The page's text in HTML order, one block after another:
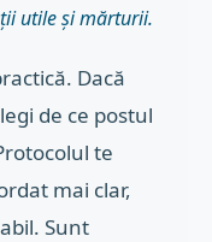
utile și mărturii.
Dacă
de ce postul
te
mai clar,
Sunt